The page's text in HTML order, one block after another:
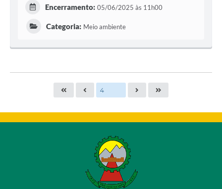
Encerramento: 05/06/2025 às 11h00
Categoria: Meio ambiente